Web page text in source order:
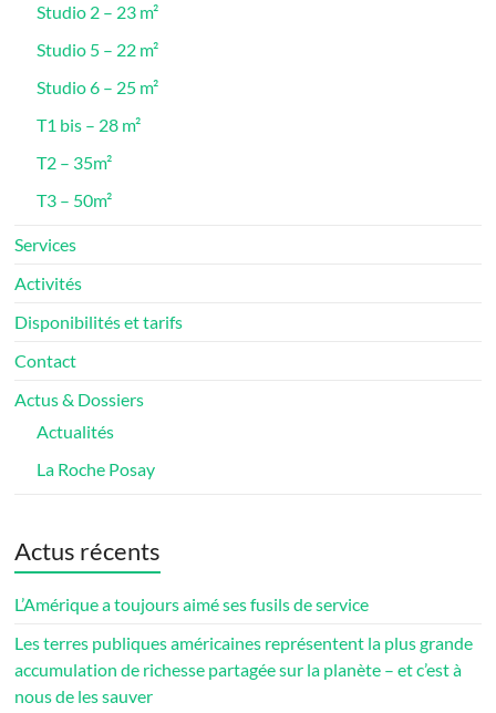
Studio 2 – 23 m²
Studio 5 – 22 m²
Studio 6 – 25 m²
T1 bis – 28 m²
T2 – 35m²
T3 – 50m²
Services
Activités
Disponibilités et tarifs
Contact
Actus & Dossiers
Actualités
La Roche Posay
Actus récents
L’Amérique a toujours aimé ses fusils de service
Les terres publiques américaines représentent la plus grande
accumulation de richesse partagée sur la planète – et c’est à
nous de les sauver